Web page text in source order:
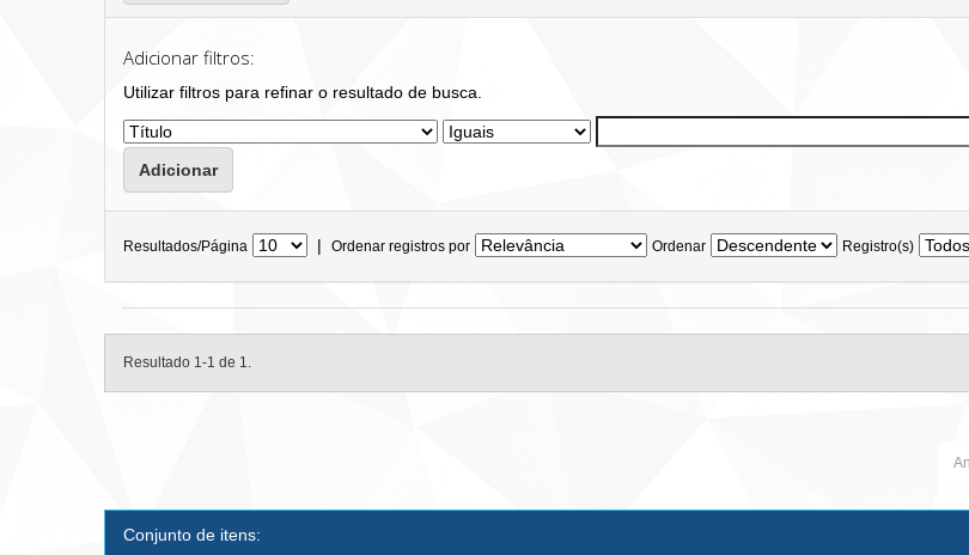
Adicionar filtros:
Utilizar filtros para refinar o resultado de busca.
Resultados/Página | Ordenar registros por Ordenar Registro(s)
Resultado 1-1 de 1.
Conjunto de itens: